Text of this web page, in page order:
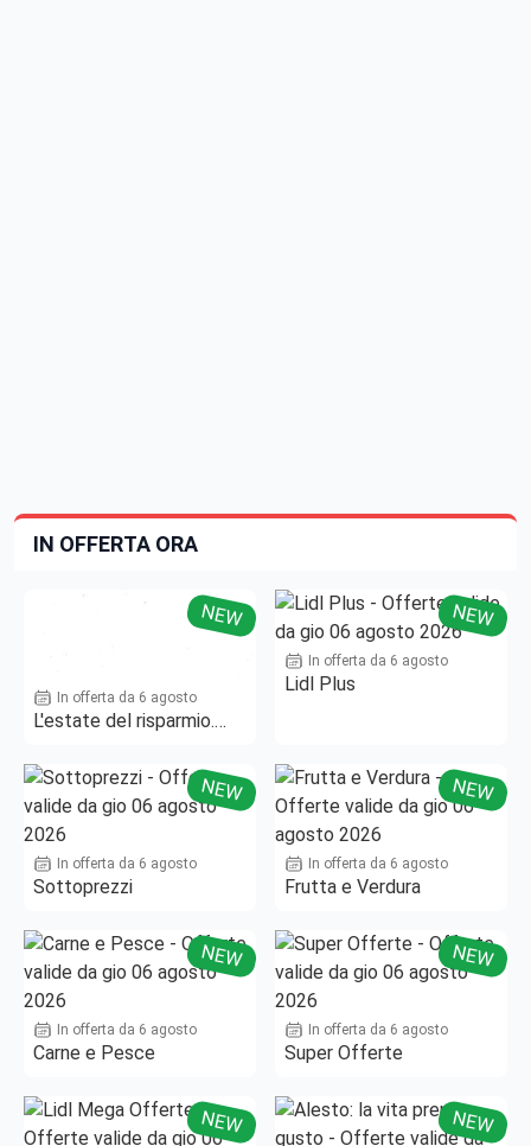
IN OFFERTA ORA
NEW
In offerta da 6 agosto
L'estate del risparmio.
NEW
In offerta da 6 agosto
Lidl Plus
NEW
In offerta da 6 agosto
Sottoprezzi
NEW
In offerta da 6 agosto
Frutta e Verdura
NEW
In offerta da 6 agosto
Carne e Pesce
NEW
In offerta da 6 agosto
Super Offerte
NEW NEW